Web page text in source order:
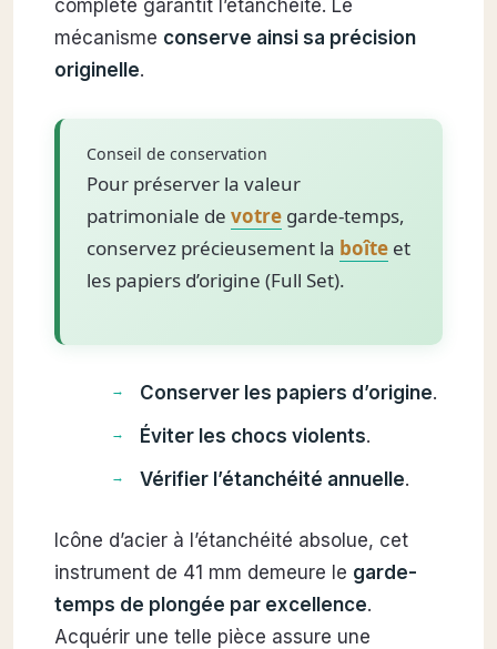
complète garantit l’étanchéité. Le
mécanisme conserve ainsi sa précision
originelle.
Conseil de conservation
Pour préserver la valeur
patrimoniale de votregarde-temps,
conservez précieusement la boîteet
les papiers d’origine (Full Set).
Conserver les papiers d’origine.
Éviter les chocs violents.
Vérifier l’étanchéité annuelle.
Icône d’acier à l’étanchéité absolue, cet
instrument de 41 mm demeure le garde-
temps de plongée par excellence.
Acquérir une telle pièce assure une